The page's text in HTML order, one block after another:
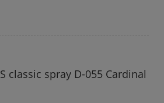
classic spray D-055 Cardinal